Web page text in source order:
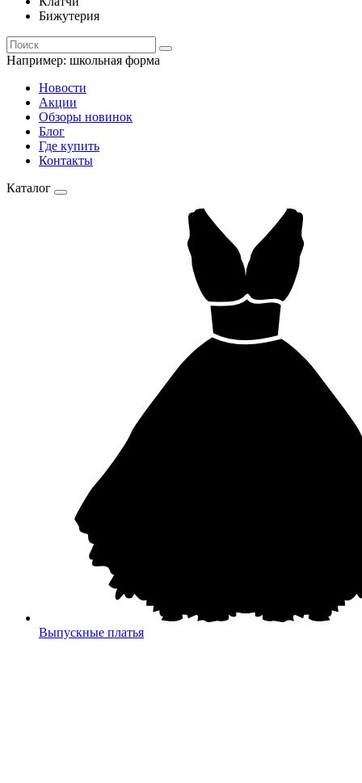
Бижутерия
Например: школьная форма
Новости
Акции
Обзоры новинок
Блог
Где купить
Контакты
Каталог
Выпускные платья